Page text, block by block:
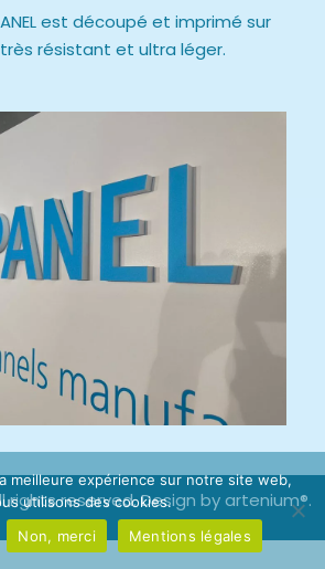
est découpé et imprimé sur
très résistant et ultra léger.
rights reserved. Design byartenium®.
meilleure expérience sur notre site web,
utilisons des cookies.
Non, merci Mentions légales